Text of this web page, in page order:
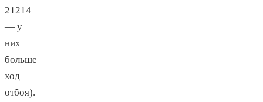
21214
— у
них
больше
ход
отбоя).